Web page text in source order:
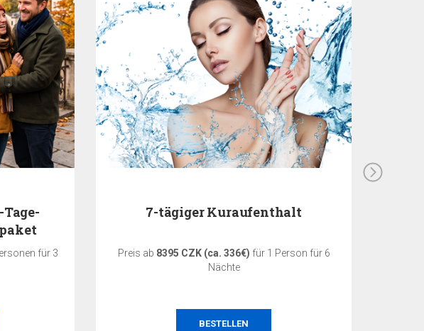
für 3
7-tägiger Kuraufenthalt
Preis ab 8395 CZK (ca. 336€) für 1 Person für 6
Nächte
BESTELLEN